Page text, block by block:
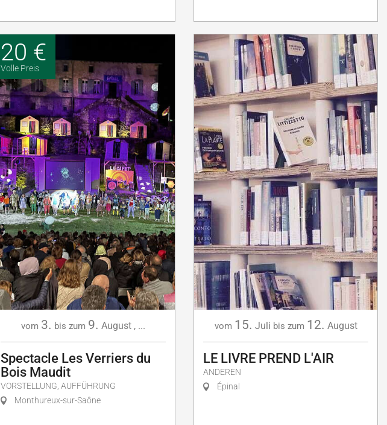
20 €
Volle Preis
vom 3. bis zum 9. August , ...
Spectacle Les Verriers du
Bois Maudit
VORSTELLUNG, AUFFÜHRUNG
Monthureux-sur-Saône
vom 15. Juli bis zum 12. August
LE LIVRE PREND L'AIR
ANDEREN
Épinal